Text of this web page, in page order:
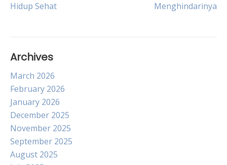
navigation
Hidup Sehat
Menghindarinya
Archives
March 2026
February 2026
January 2026
December 2025
November 2025
September 2025
August 2025